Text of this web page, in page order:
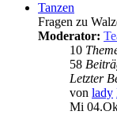
Tanzen
Fragen zu
Moderator:
10
58
Letzter
von lady
Mi